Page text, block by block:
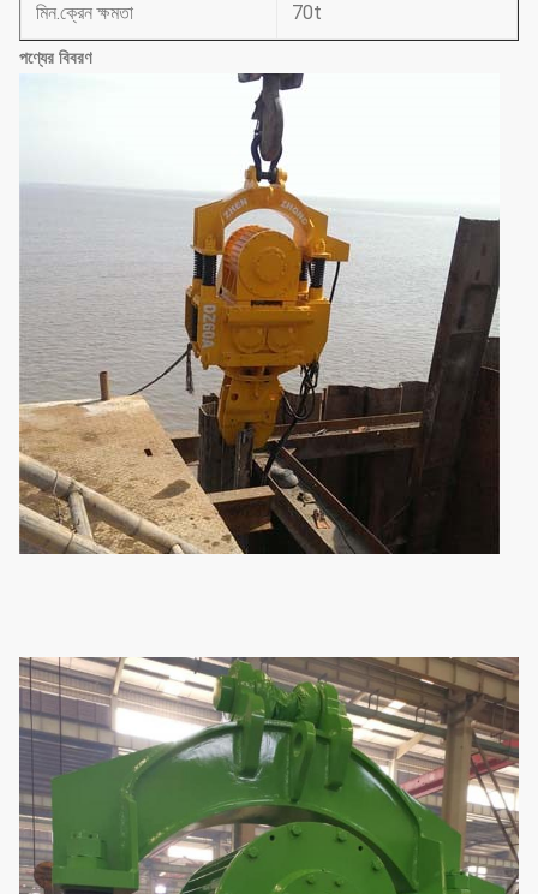
মিন.ক্রেন ক্ষমতা 70t
পণ্যের বিবরণ